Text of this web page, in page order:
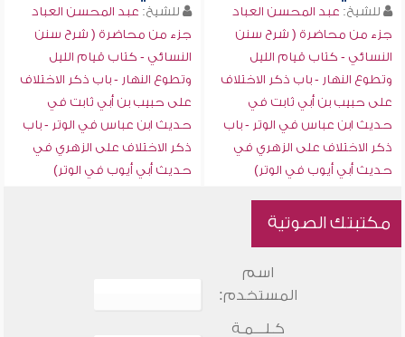
للشيخ: عبد المحسن العباد
جزء من محاضرة ( شرح سنن
النسائي - كتاب قيام الليل
وتطوع النهار - باب ذكر الاختلاف
على حبيب بن أبي ثابت في
حديث ابن عباس في الوتر - باب
ذكر الاختلاف على الزهري في
حديث أبي أيوب في الوتر)
للشيخ: عبد المحسن العباد
جزء من محاضرة ( شرح سنن
النسائي - كتاب قيام الليل
وتطوع النهار - باب ذكر الاختلاف
على حبيب بن أبي ثابت في
حديث ابن عباس في الوتر - باب
ذكر الاختلاف على الزهري في
حديث أبي أيوب في الوتر)
مكتبتك الصوتية
اسم
المستخدم:
كـلـــمـة